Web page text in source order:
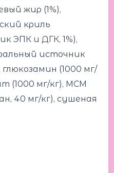
жир (1%),
криль
ЭПК и ДГК, 1%),
источник
(1000 мг/
(1000 мг/кг), МСМ
40 мг/кг), сушеная